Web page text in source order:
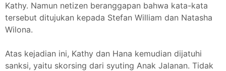
Kathy. Namun netizen beranggapan bahwa kata-kata
tersebut ditujukan kepada Stefan William dan Natasha
Wilona.
Atas kejadian ini, Kathy dan Hana kemudian dijatuhi
sanksi, yaitu skorsing dari syuting Anak Jalanan. Tidak